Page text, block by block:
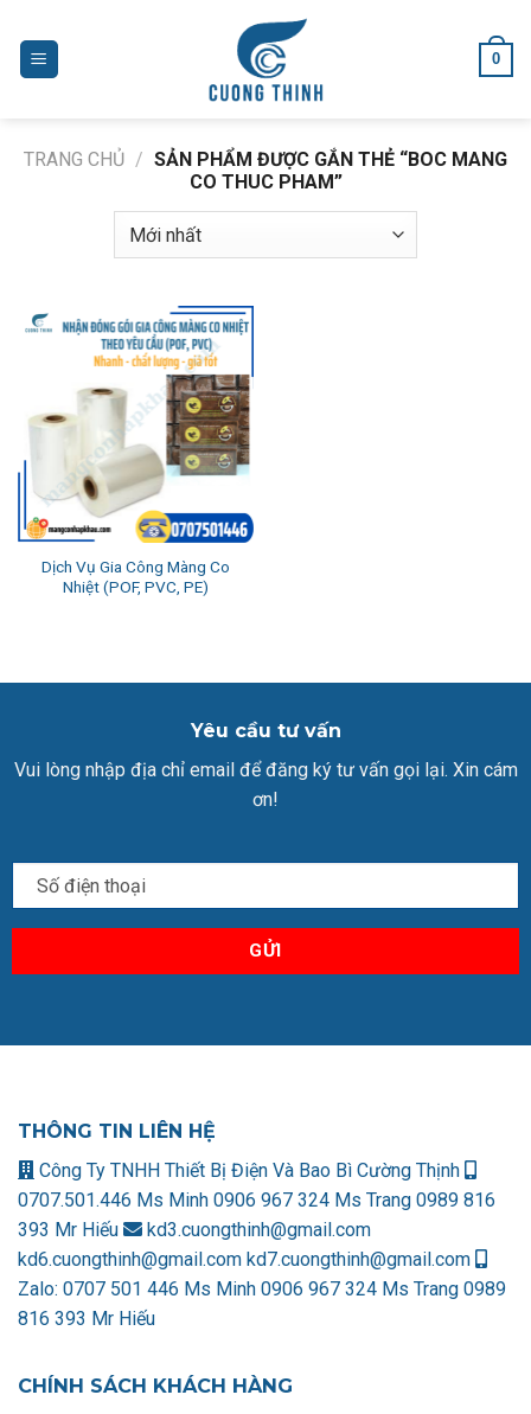
content
0
TRANG CHỦ / SẢN PHẨM ĐƯỢC GẮN THẺ “BOC MANG
CO THUC PHAM”
Dịch Vụ Gia Công Màng Co
Nhiệt (POF, PVC, PE)
Yêu cầu tư vấn
Vui lòng nhập địa chỉ email để đăng ký tư vấn gọi lại. Xin cám
ơn!
THÔNG TIN LIÊN HỆ
Công Ty TNHH Thiết Bị Điện Và Bao Bì Cường Thịnh
0707.501.446 Ms Minh 0906 967 324 Ms Trang 0989 816
393 Mr Hiếu
kd3.cuongthinh@gmail.com
kd6.cuongthinh@gmail.com kd7.cuongthinh@gmail.com
Zalo: 0707 501 446 Ms Minh 0906 967 324 Ms Trang 0989
816 393 Mr Hiếu
CHÍNH SÁCH KHÁCH HÀNG